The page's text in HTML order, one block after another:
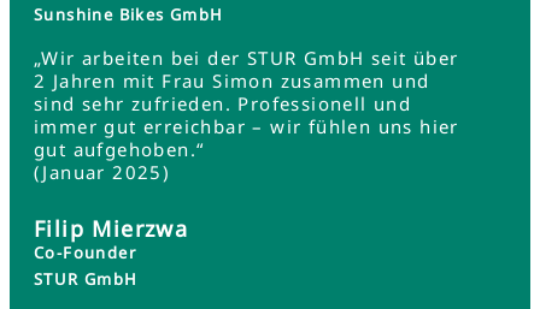
Sunshine Bikes GmbH
„Wir arbeiten bei der STUR GmbH seit über
2 Jahren mit Frau Simon zusammen und
sind sehr zufrieden. Professionell und
immer gut erreichbar – wir fühlen uns hier
gut aufgehoben.“
(Januar 2025)
Filip Mierzwa
Co-Founder
STUR GmbH